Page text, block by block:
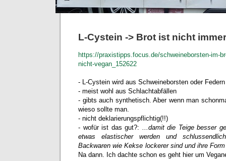
L-Cystein -> Brot ist nicht
https://praxistipps.focus.de/schweineborsten-im-
nicht-vegan_152622
- L-Cystein wird aus Schweineborsten oder
- meist wohl aus Schlachtabfällen
- gibts auch synthetisch. Aber wenn man
wieso sollte man.
- nicht deklarierungspflichtig(!!)
- wofür ist das gut?: ...damit die Teige besser
etwas elastischer werden und
Backwaren wie Kekse lockerer sind und ihre
Na dann. Ich dachte schon es geht hier um